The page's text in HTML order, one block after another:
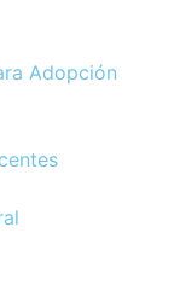
Adopción